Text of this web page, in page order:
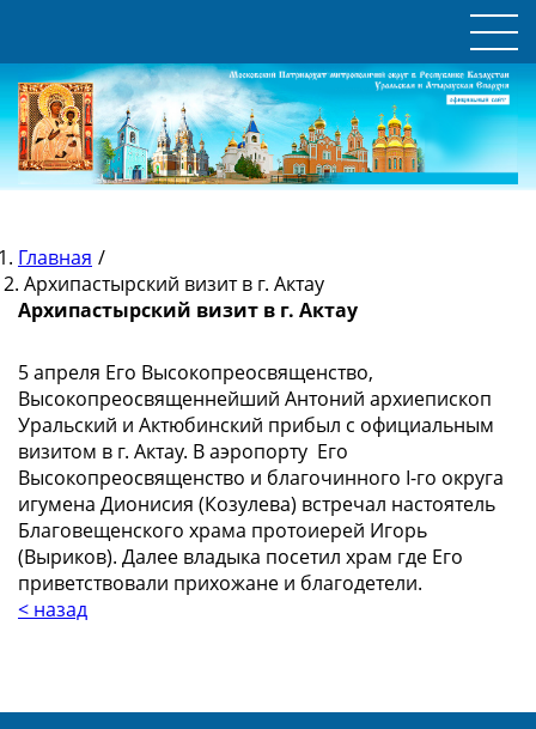
Главная /
Архипастырский визит в г. Актау
Архипастырский визит в г. Актау
5 апреля Его Высокопреосвященство,
Высокопреосвященнейший Антоний архиепископ
Уральский и Актюбинский прибыл с официальным
визитом в г. Актау. В аэропорту Его
Высокопреосвященство и благочинного I-го округа
игумена Дионисия (Козулева) встречал настоятель
Благовещенского храма протоиерей Игорь
(Выриков). Далее владыка посетил храм где Его
приветствовали прихожане и благодетели.
< назад